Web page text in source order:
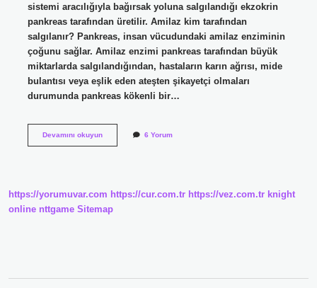
sistemi aracılığıyla bağırsak yoluna salgılandığı ekzokrin
pankreas tarafından üretilir. Amilaz kim tarafından
salgılanır? Pankreas, insan vücudundaki amilaz enziminin
çoğunu sağlar. Amilaz enzimi pankreas tarafından büyük
miktarlarda salgılandığından, hastaların karın ağrısı, mide
bulantısı veya eşlik eden ateşten şikayetçi olmaları
durumunda pankreas kökenli bir…
Devamını okuyunAmilaz
6 Yorum
https://yorumuvar.com https://cur.com.tr https://vez.com.tr knight
online nttgame Sitemap